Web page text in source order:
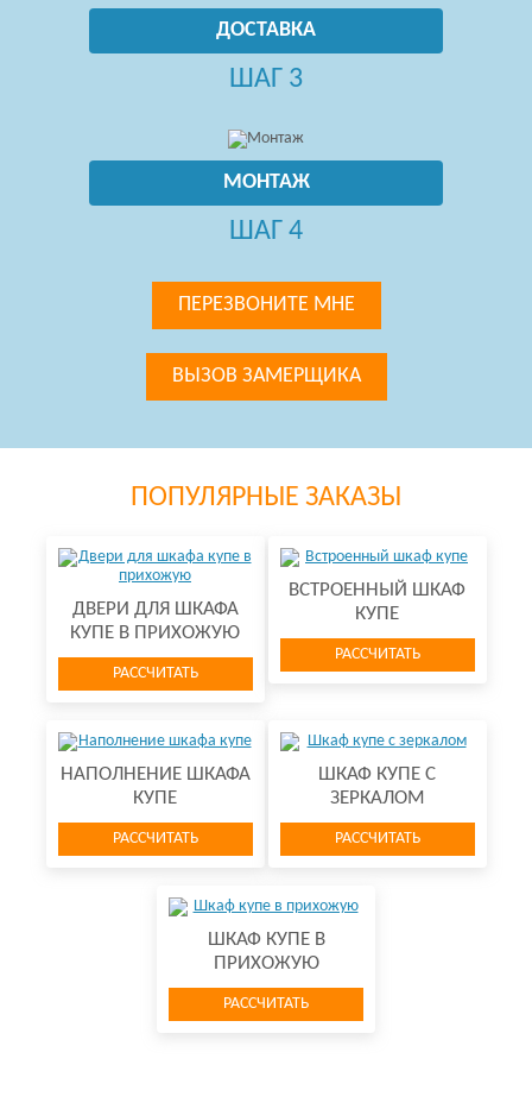
ДОСТАВКА
ШАГ 3
МОНТАЖ
ШАГ 4
ПЕРЕЗВОНИТЕ МНЕ
ВЫЗОВ ЗАМЕРЩИКА
ПОПУЛЯРНЫЕ ЗАКАЗЫ
ДВЕРИ ДЛЯ ШКАФА
КУПЕ В ПРИХОЖУЮ
РАССЧИТАТЬ
ВСТРОЕННЫЙ ШКАФ
КУПЕ
РАССЧИТАТЬ
НАПОЛНЕНИЕ ШКАФА
КУПЕ
РАССЧИТАТЬ
ШКАФ КУПЕ С
ЗЕРКАЛОМ
РАССЧИТАТЬ
ШКАФ КУПЕ В
ПРИХОЖУЮ
РАССЧИТАТЬ